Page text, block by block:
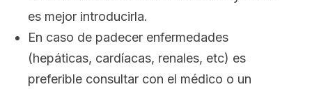
es mejor introducirla.
En caso de padecer enfermedades
(hepáticas, cardíacas, renales, etc) es
preferible consultar con el médico o un